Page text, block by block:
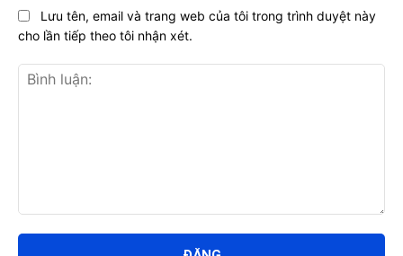
luận:
Lưu tên, email và trang web của tôi trong trình duyệt này
cho lần tiếp theo tôi nhận xét.